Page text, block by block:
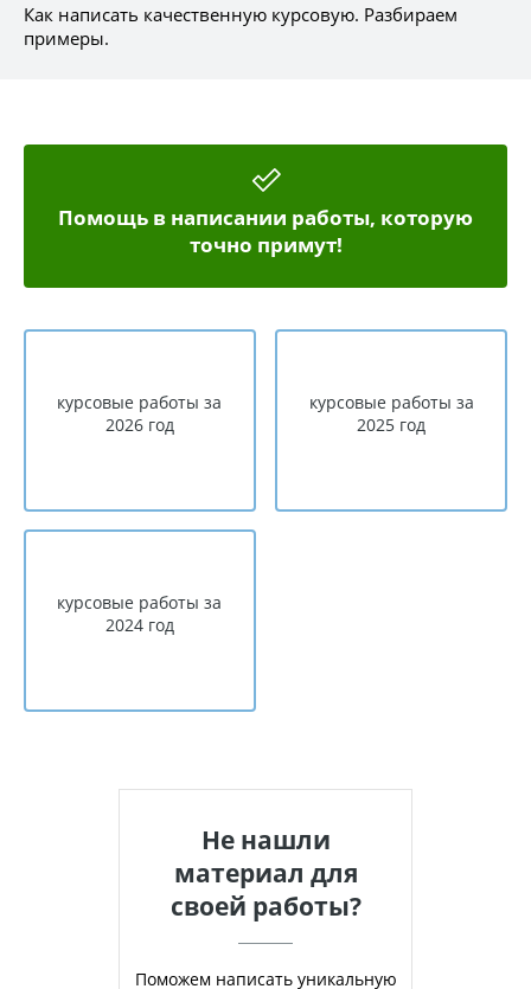
Как написать качественную курсовую. Разбираем
примеры.
Помощь в написании работы, которую
точно примут!
курсовые работы за
2026 год
курсовые работы за
2025 год
курсовые работы за
2024 год
Не нашли
материал для
своей работы?
Поможем написать уникальную